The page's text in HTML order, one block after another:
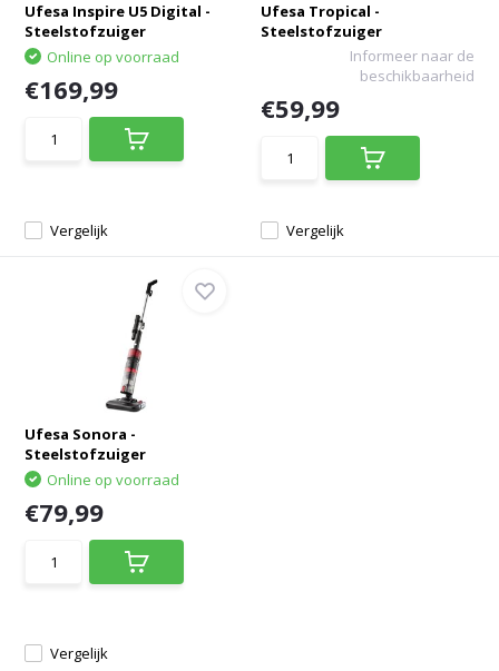
Ufesa Inspire U5 Digital -
Steelstofzuiger
Vergelijk
Online op voorraad
€169,99
Ufesa Tropical -
Steelstofzuiger
Vergelijk
Informeer naar de
beschikbaarheid
€59,99
Ufesa Sonora -
Steelstofzuiger
Vergelijk
Online op voorraad
€79,99